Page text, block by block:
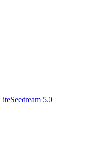
Seedream 5.0